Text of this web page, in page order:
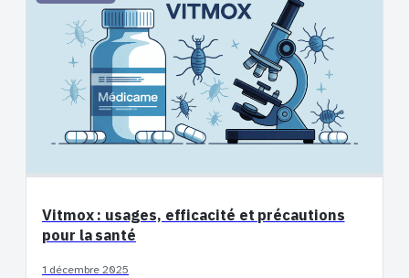
Vitmox : usages, efficacité et précautions
pour la santé
1 décembre 2025